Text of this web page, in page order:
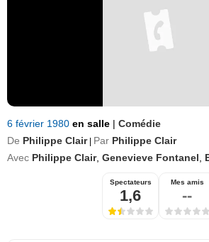
6 février 1980 en salle | Comédie
De Philippe Clair Par Philippe Clair
Avec Philippe Clair, Genevieve Fontanel
Spectateurs
1,6
Mes amis
--